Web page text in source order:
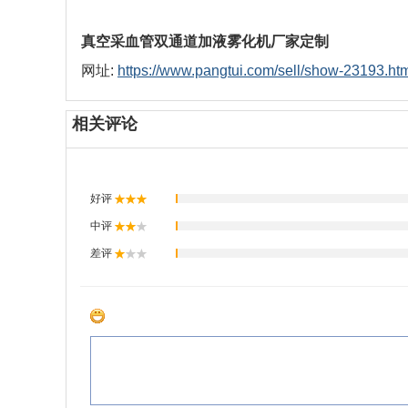
真空采血管双通道加液雾化机厂家定制
网址: https://www.pangtui.com/sell/show-
相关评论